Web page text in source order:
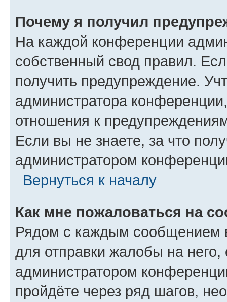
Почему я получил
На каждой конференции
собственный свод правил.
получить предупреждение.
администратора
отношения к
Если вы не знаете, за что
администратором
Вернуться к началу
Как мне пожаловаться на
Рядом с каждым сообщением
для отправки жалобы на
администратором
пройдёте через ряд шагов,